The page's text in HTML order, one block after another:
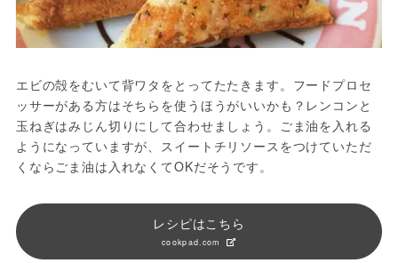
エビの殻をむいて背ワタをとってたたきます。フードプロセ
ッサーがある方はそちらを使うほうがいいかも？レンコンと
玉ねぎはみじん切りにして合わせましょう。ごま油を入れる
ようになっていますが、スイートチリソースをつけていただ
くならごま油は入れなくてOKだそうです。
レシピはこちら
cookpad.com